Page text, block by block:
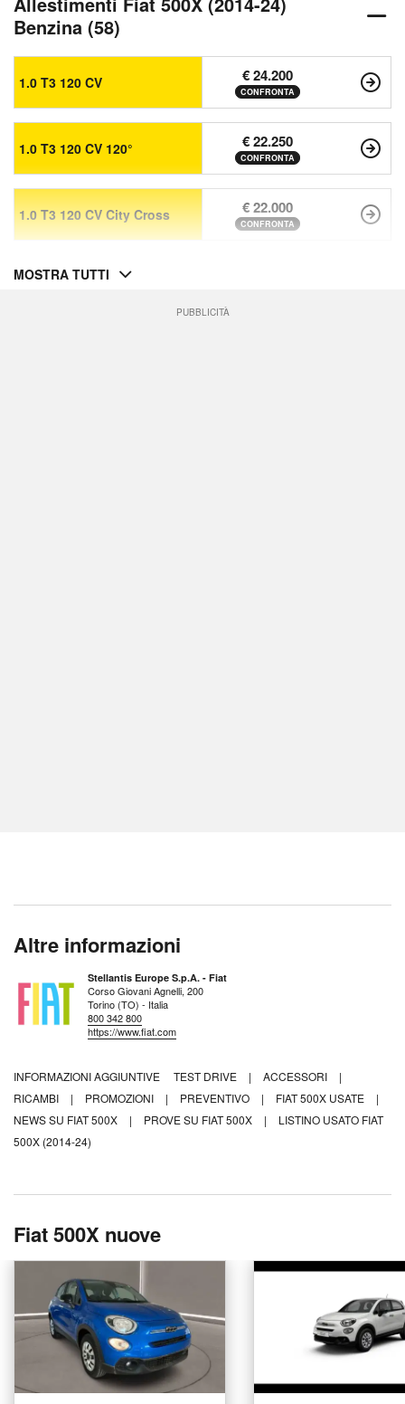
Benzina (58)
1.0 T3 120 CV € 24.200
CONFRONTA
1.0 T3 120 CV 120° € 22.250
CONFRONTA
1.0 T3 120 CV City Cross € 22.000
CONFRONTA
MOSTRA TUTTI
PUBBLICITÀ
Altre informazioni
Stellantis Europe S.p.A. - Fiat
Corso Giovani Agnelli, 200
Torino (TO) - Italia
800 342 800
https://www.fiat.com
INFORMAZIONI AGGIUNTIVE TEST DRIVE | ACCESSORI
|
RICAMBI
| PROMOZIONI | PREVENTIVO | FIAT 500X USATE
|
NEWS SU FIAT 500X
| PROVE SU FIAT 500X |
LISTINO USATO FIAT
500X (2014-24)
Fiat 500X nuove